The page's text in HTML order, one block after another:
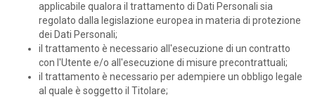
applicabile qualora il trattamento di Dati Personali sia
regolato dalla legislazione europea in materia di protezione
dei Dati Personali;
il trattamento è necessario all'esecuzione di un contratto
con l'Utente e/o all'esecuzione di misure precontrattuali;
il trattamento è necessario per adempiere un obbligo legale
al quale è soggetto il Titolare;